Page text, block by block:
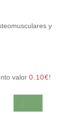
y
valor 0.10€!